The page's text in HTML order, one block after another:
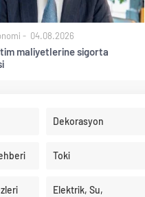
04.08.2026
maliyetlerine sigorta
Dekorasyon
Toki
Elektrik, Su,